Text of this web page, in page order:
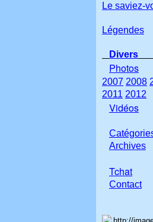
Le saviez-
Légendes
Divers
Photos
2007 2008
2011 2012
Vidéos
Archives
Tchat
Contact